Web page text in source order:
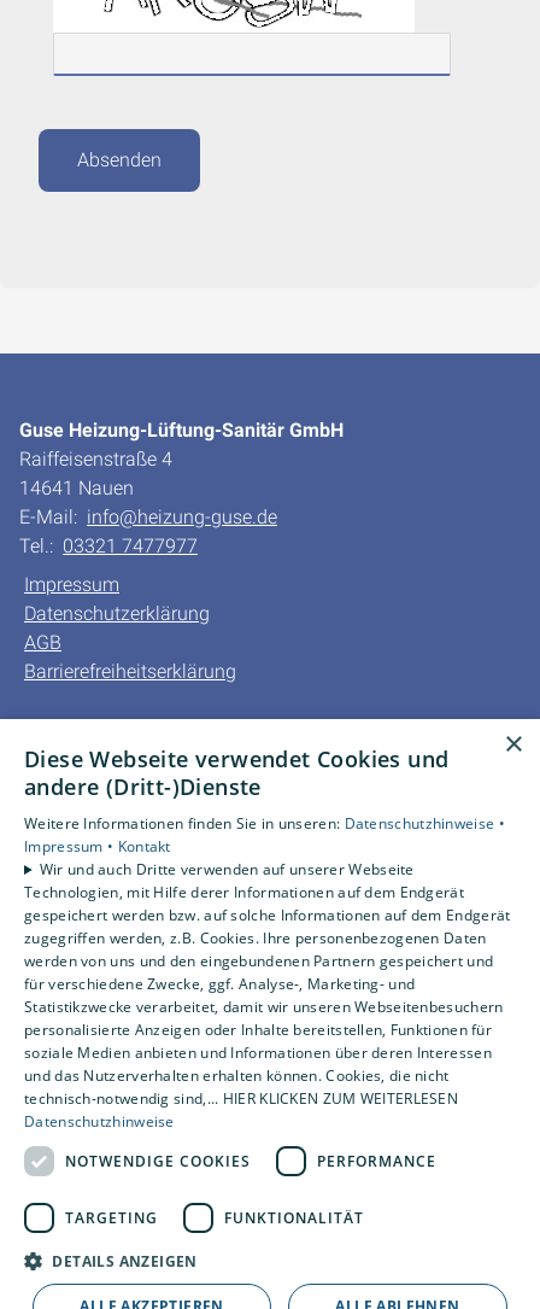
Absenden
Guse Heizung-Lüftung-Sanitär GmbH
Raiffeisenstraße 4
14641 Nauen
E-Mail: info@heizung-guse.de
Tel.: 03321 7477977
Impressum
Datenschutzerklärung
AGB
Barrierefreiheitserklärung
Privatkunden
Gewerbekunden
Karriere
Unternehmen
Kontakt
Um externe HTML-Inhalte anzuzeigen, benötigen wir
Ihre Einwilligung.
Weitere Informationen finden Sie in unserer
Datenschutzerklärung.
Cookie-Einstellungen öffnen
×
Diese Webseite verwendet Cookies und
andere (Dritt-)Dienste
Weitere Informationen finden Sie in unseren: Datenschutzhinweise •
Impressum • Kontakt
Wir und auch Dritte verwenden auf unserer Webseite
Technologien, mit Hilfe derer Informationen auf dem Endgerät
gespeichert werden bzw. auf solche Informationen auf dem Endgerät
zugegriffen werden, z.B. Cookies. Ihre personenbezogenen Daten
werden von uns und den eingebundenen Partnern gespeichert und
für verschiedene Zwecke, ggf. Analyse-, Marketing- und
Statistikzwecke verarbeitet, damit wir unseren Webseitenbesuchern
personalisierte Anzeigen oder Inhalte bereitstellen, Funktionen für
soziale Medien anbieten und Informationen über deren Interessen
und das Nutzerverhalten erhalten können. Cookies, die nicht
technisch-notwendig sind,... HIER KLICKEN ZUM WEITERLESEN
Datenschutzhinweise
NOTWENDIGE COOKIES
PERFORMANCE
TARGETING FUNKTIONALITÄT
DETAILS ANZEIGEN